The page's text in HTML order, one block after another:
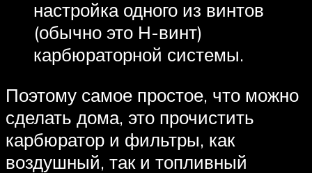
настройка одного из винтов
(обычно это Н-винт)
карбюраторной системы.
Поэтому самое простое, что можно
сделать дома, это прочистить
карбюратор и фильтры, как
воздушный, так и топливный